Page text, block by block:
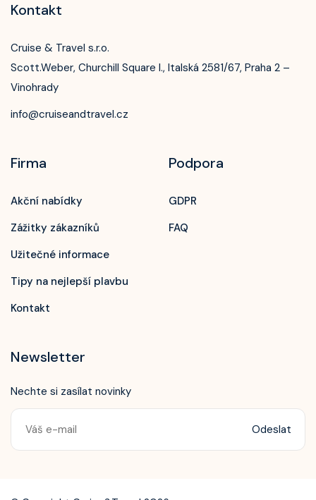
Zavolejte nám!
+420 603 172 604
Kontakt
Cruise & Travel s.r.o.
Scott.Weber, Churchill Square I., Italská 2581/67, Praha 2 –
Vinohrady
info@cruiseandtravel.cz
Firma
Akční nabídky
Zážitky zákazníků
Užitečné informace
Tipy na nejlepší plavbu
Kontakt
Podpora
GDPR
FAQ
Newsletter
Nechte si zasílat novinky
Odeslat